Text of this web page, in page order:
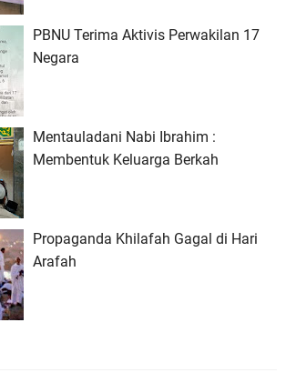
PBNU Terima Aktivis Perwakilan 17
Negara
Mentauladani Nabi Ibrahim :
Membentuk Keluarga Berkah
Propaganda Khilafah Gagal di Hari
Arafah